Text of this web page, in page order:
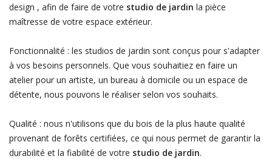
design , afin de faire de votre studio de jardin la pièce
maîtresse de votre espace extérieur.
Fonctionnalité : les studios de jardin sont conçus pour s'adapter
à vos besoins personnels. Que vous souhaitiez en faire un
atelier pour un artiste, un bureau à domicile ou un espace de
détente, nous pouvons le réaliser selon vos souhaits.
Qualité : nous n'utilisons que du bois de la plus haute qualité
provenant de forêts certifiées, ce qui nous permet de garantir la
durabilité et la fiabilité de votre studio de jardin.